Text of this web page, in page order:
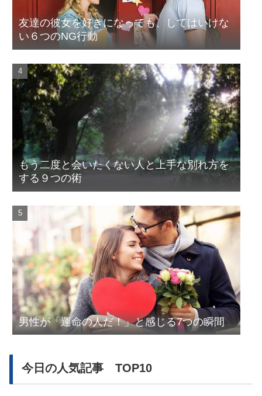
友達の彼女を好きになっても、してはいけな
い６つのNG行動
もう二度と会いたくない人と上手な別れ方を
する９つの術
男性が「運命の人だ！」と感じる7つの瞬間
今日の人気記事 TOP10